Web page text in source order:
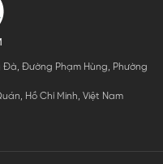
Đà, Đường Phạm Hùng, Phường
Hồ Chí Minh, Việt Nam